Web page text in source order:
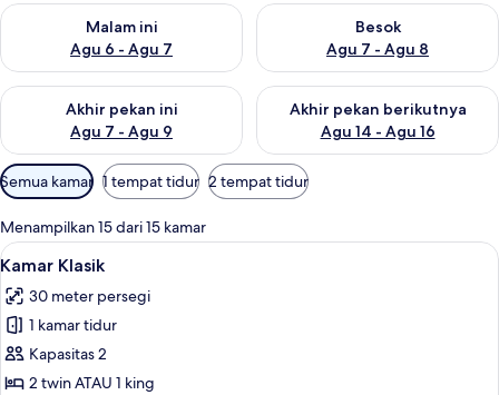
Malam ini
Agu 6 - Agu 7
Periksa ketersediaan untuk malam ini Agu 6 - Agu 7
Besok
Agu 7 - Agu 8
Periksa ketersediaan untuk
Akhir pekan ini
Agu 7 - Agu 9
Periksa ketersediaan untuk akhir pekan ini Agu 7 - Agu 9
Akhir pekan berikutnya
Agu 14 - Agu 16
Periksa ketersediaan untuk
Filter
tersedia
untuk
kamar
Semua kamar 1 tempat tidur 2 tempat tidur
Menampilkan 15 dari 15 kamar
Lihat
semua
foto
untuk
Kamar
Klasik
Minibar, brankas, meja kerja, dan
16
Kamar Klasik
30 meter persegi
1 kamar tidur
Kapasitas 2
2 twin ATAU 1 king